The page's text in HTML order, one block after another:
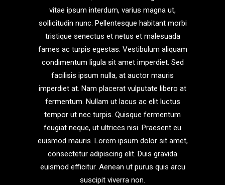
vitae ipsum interdum, varius magna ut,
sollicitudin nunc. Pellentesque habitant morbi
tristique senectus et netus et malesuada
fames ac turpis egestas. Vestibulum aliquam
condimentum ligula sit amet imperdiet. Sed
facilisis ipsum nulla, at auctor mauris
imperdiet at. Nam placerat vulputate libero at
fermentum. Nullam ut lacus ac elit luctus
tempor ut nec turpis. Quisque fermentum
feugiat neque, ut ultrices nisi. Praesent eu
euismod mauris. Lorem ipsum dolor sit amet,
consectetur adipiscing elit. Duis gravida
euismod efficitur. Aenean ut purus quis arcu
suscipit viverra non.